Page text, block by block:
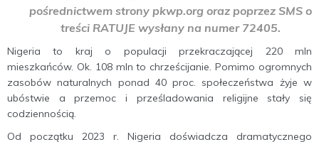
pośrednictwem strony pkwp.org oraz poprzez SMS o
treści RATUJE wysłany na numer 72405.
Nigeria to kraj o populacji przekraczającej 220 mln
mieszkańców. Ok. 108 mln to chrześcijanie. Pomimo ogromnych
zasobów naturalnych ponad 40 proc. społeczeństwa żyje w
ubóstwie a przemoc i prześladowania religijne stały się
codziennością.
Od początku 2023 r. Nigeria doświadcza dramatycznego